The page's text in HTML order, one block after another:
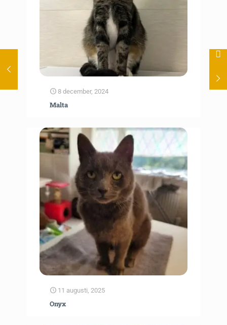
8 december, 2024
Malta
11 augusti, 2025
Onyx